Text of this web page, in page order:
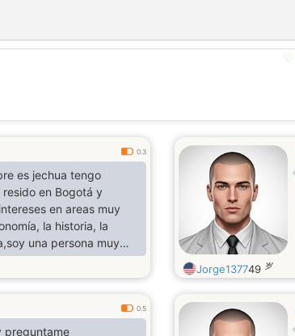
0.3
es jechua tengo
en Bogotá y
en areas muy
la historia, la
una persona muy
leer y sobre todo
Jorge137749 岁
0.5
preguntame